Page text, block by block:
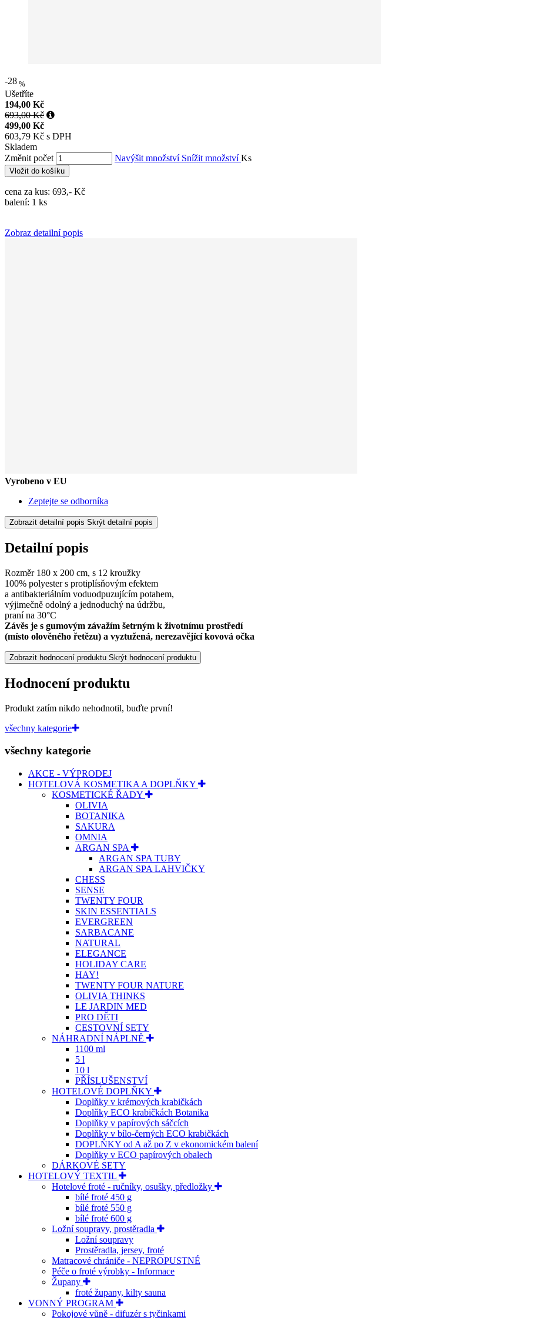
-28 %
Ušetříte
194,00 Kč
693,00 Kč
499,00 Kč
603,79 Kč s DPH
Skladem
Změnit počet
Navýšit množství Snížit množstvíKs
Vložit do košíku
cena za kus: 693,- Kč
balení: 1 ks
Zobraz detailní popis
Vyrobeno v EU
Zeptejte se odborníka
Zobrazit detailní popis Skrýt detailní popis
Detailní popis
Rozměr 180 x 200 cm, s 12 kroužky
100% polyester s protiplísňovým efektem
a antibakteriálním voduodpuzujícím potahem,
výjimečně odolný a jednoduchý na údržbu,
praní na 30°C
Závěs je s gumovým závažím šetrným k životnímu prostředí
(místo olověného řetězu) a vyztužená, nerezavějící kovová očka
Zobrazit hodnocení produktu Skrýt hodnocení produktu
Hodnocení produktu
Produkt zatím nikdo nehodnotil, buďte první!
všechny kategorie
všechny kategorie
AKCE - VÝPRODEJ
HOTELOVÁ KOSMETIKA A DOPLŇKY
KOSMETICKÉ ŘADY
OLIVIA
BOTANIKA
SAKURA
OMNIA
ARGAN SPA
ARGAN SPA TUBY
ARGAN SPA LAHVIČKY
CHESS
SENSE
TWENTY FOUR
SKIN ESSENTIALS
EVERGREEN
SARBACANE
NATURAL
ELEGANCE
HOLIDAY CARE
HAY!
TWENTY FOUR NATURE
OLIVIA THINKS
LE JARDIN MED
PRO DĚTI
CESTOVNÍ SETY
NÁHRADNÍ NÁPLNĚ
1100 ml
5 l
10 l
PŘÍSLUŠENSTVÍ
HOTELOVÉ DOPLŇKY
Doplňky v krémových krabičkách
Doplňky ECO krabičkách Botanika
Doplňky v papírových sáčcích
Doplňky v bílo-černých ECO krabičkách
DOPLŇKY od A až po Z v ekonomickém balení
Doplňky v ECO papírových obalech
DÁRKOVÉ SETY
HOTELOVÝ TEXTIL
Hotelové froté - ručníky, osušky, předložky
bílé froté 450 g
bílé froté 550 g
bílé froté 600 g
Ložní soupravy, prostěradla
Ložní soupravy
Prostěradla, jersey, froté
Matracové chrániče - NEPROPUSTNÉ
Péče o froté výrobky - Informace
Župany
froté župany, kilty sauna
VONNÝ PROGRAM
Pokojové vůně - difuzér s tyčinkami